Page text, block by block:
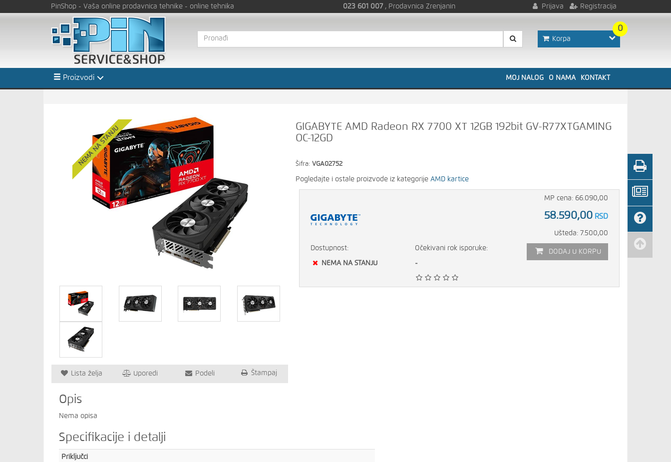
PinShop - Vaša online prodavnica tehnike - online tehnika 023 601 007 , Prodavnica Zrenjanin Prijava Registracija
0
Korpa
Proizvodi MOJ NALOG O NAMA KONTAKT
NEMA NA STANJU
Lista želja Uporedi Podeli Štampaj
GIGABYTE AMD Radeon RX 7700 XT 12GB 192bit GV-R77XTGAMING
OC-12GD
Šifra:VGA02752
Pogledajte i ostale proizvode iz kategorijeAMD kartice
Dostupnost:
NEMA NA STANJU
Očekivani rok isporuke:
-
MP cena: 66.090,00
58.590,00RSD
Ušteda: 7.500,00
DODAJ U KORPU
Opis
Nema opisa
Specifikacije i detalji
Priključci